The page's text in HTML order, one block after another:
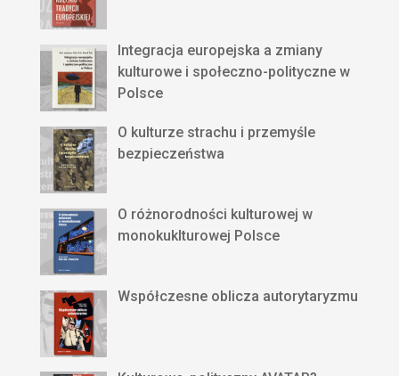
Integracja europejska a zmiany
kulturowe i społeczno-polityczne w
Polsce
O kulturze strachu i przemyśle
bezpieczeństwa
O różnorodności kulturowej w
monokuklturowej Polsce
Współczesne oblicza autorytaryzmu